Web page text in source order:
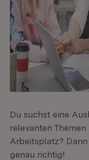
Du suchst eine
relevanten
Arbeitsplatz?
genau richtig!